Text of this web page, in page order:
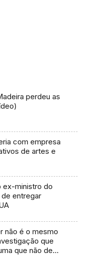
perdeu as
com empresa
de artes e
ex-ministro do
entregar
não é o mesmo
que
que não deu»